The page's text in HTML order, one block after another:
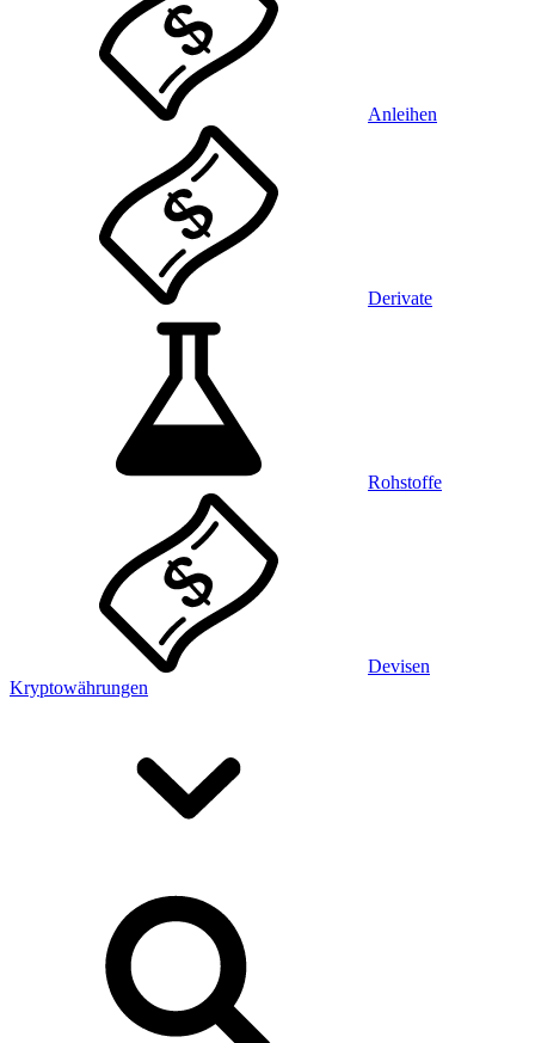
Anleihen
Derivate
Rohstoffe
Devisen
Kryptowährungen